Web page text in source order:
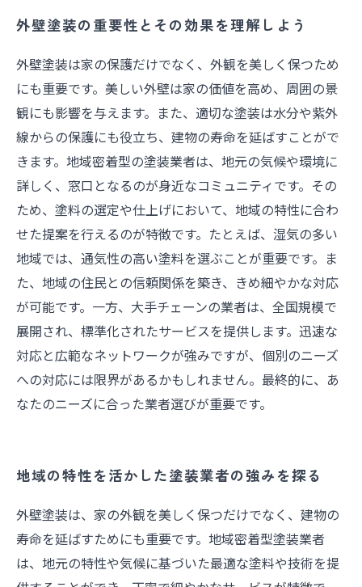
外壁塗装の重要性とその効果を理解しよう
外壁塗装は家の保護だけでなく、外観を美しく保つため
にも重要です。美しい外壁は家の価値を高め、周囲の景
観にも影響を与えます。また、適切な塗装は水分や紫外
線からの保護にも役立ち、建物の寿命を延ばすことがで
きます。地域密着型の塗装業者は、地元の気候や環境に
詳しく、窓口となるのが身近なコミュニティです。その
ため、塗料の選定や仕上げにおいて、地域の特性に合わ
せた提案を行えるのが特徴です。たとえば、湿気の多い
地域では、通気性の高い塗料を選ぶことが重要です。ま
た、地域の住民との信頼関係を築き、きめ細やかな対応
が可能です。一方、大手チェーンの業者は、全国規模で
展開され、標準化されたサービスを提供します。迅速な
対応と広範なネットワークが強みですが、個別のニーズ
への対応には限界があるかもしれません。最終的に、あ
なたのニーズに合った業者選びが重要です。
地域の特性を活かした塗装業者の強みを探る
外壁塗装は、家の外観を美しく保つだけでなく、建物の
寿命を延ばすためにも重要です。地域密着型塗装業者
は、地元の特性や気候に基づいた最適な塗料や技術を提